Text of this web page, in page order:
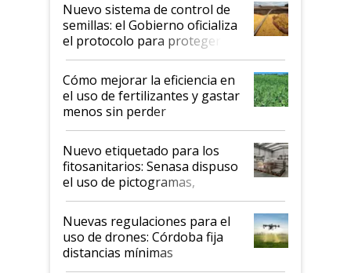
Nuevo sistema de control de
semillas: el Gobierno oficializa
el protocolo para proteger la
propiedad intelectual
Cómo mejorar la eficiencia en
el uso de fertilizantes y gastar
menos sin perder
productividad en la campaña
fina
Nuevo etiquetado para los
fitosanitarios: Senasa dispuso
el uso de pictogramas,
palabras de advertencia e
indicaciones
Nuevas regulaciones para el
uso de drones: Córdoba fija
distancias mínimas